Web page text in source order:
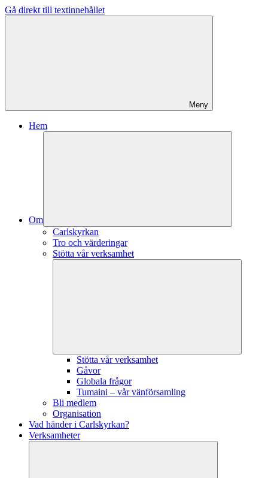
Gå direkt till textinnehållet
Meny
Hem
Om
Carlskyrkan
Tro och värderingar
Stötta vår verksamhet
Stötta vår verksamhet
Gåvor
Globala frågor
Tumaini – vår vänförsamling
Bli medlem
Organisation
Vad händer i Carlskyrkan?
Verksamheter